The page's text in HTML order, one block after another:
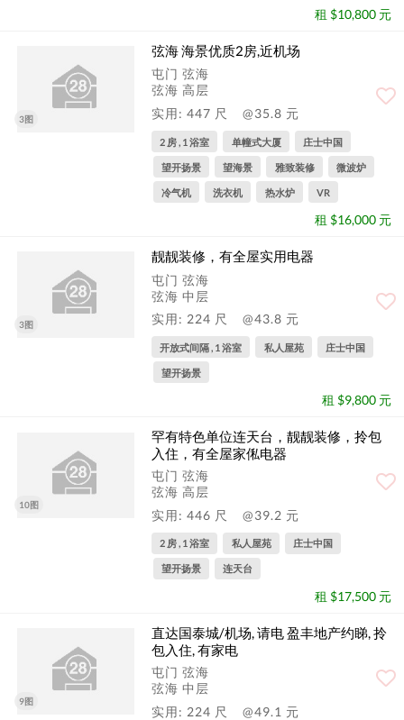
租 $10,800 元
3图
弦海 海景优质2房,近机场
屯门 弦海
弦海 高层
实用: 447 尺
@35.8 元
2 房 , 1 浴室 单幢式大厦 庄士中国
望开扬景 望海景 雅致装修 微波炉
冷气机 洗衣机 热水炉 VR
租 $16,000 元
3图
靓靓装修，有全屋实用电器
屯门 弦海
弦海 中层
实用: 224 尺
@43.8 元
开放式间隔 , 1 浴室 私人屋苑 庄士中国
望开扬景
租 $9,800 元
10图
罕有特色单位连天台，靓靓装修，拎包
入住，有全屋家俬电器
屯门 弦海
弦海 高层
实用: 446 尺
@39.2 元
2 房 , 1 浴室 私人屋苑 庄士中国
望开扬景 连天台
租 $17,500 元
9图
直达国泰城/机场, 请电 盈丰地产约睇, 拎
包入住, 有家电
屯门 弦海
弦海 中层
实用: 224 尺
@49.1 元